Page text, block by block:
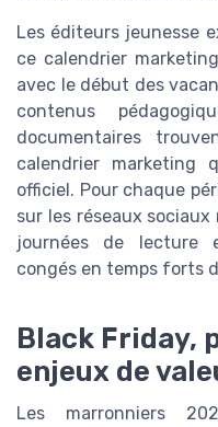
Les éditeurs jeunesse
ce calendrier
avec le début des
contenus
documentaires
calendrier marketing
officiel. Pour chaque
sur les réseaux
journées de lecture
congés en temps forts
Black Friday,
enjeux de
Les marronniers